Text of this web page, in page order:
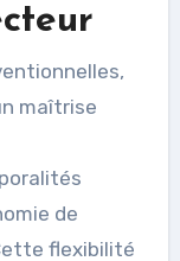
maîtrise
de
flexibilité